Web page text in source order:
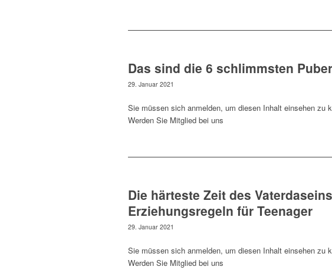
Das sind die 6 schlimmsten
29. Januar 2021
Sie müssen sich anmelden, um diesen Inhalt einsehen zu
Werden Sie Mitglied bei uns
Die härteste Zeit des
Erziehungsregeln für Teenager
29. Januar 2021
Sie müssen sich anmelden, um diesen Inhalt einsehen zu
Werden Sie Mitglied bei uns